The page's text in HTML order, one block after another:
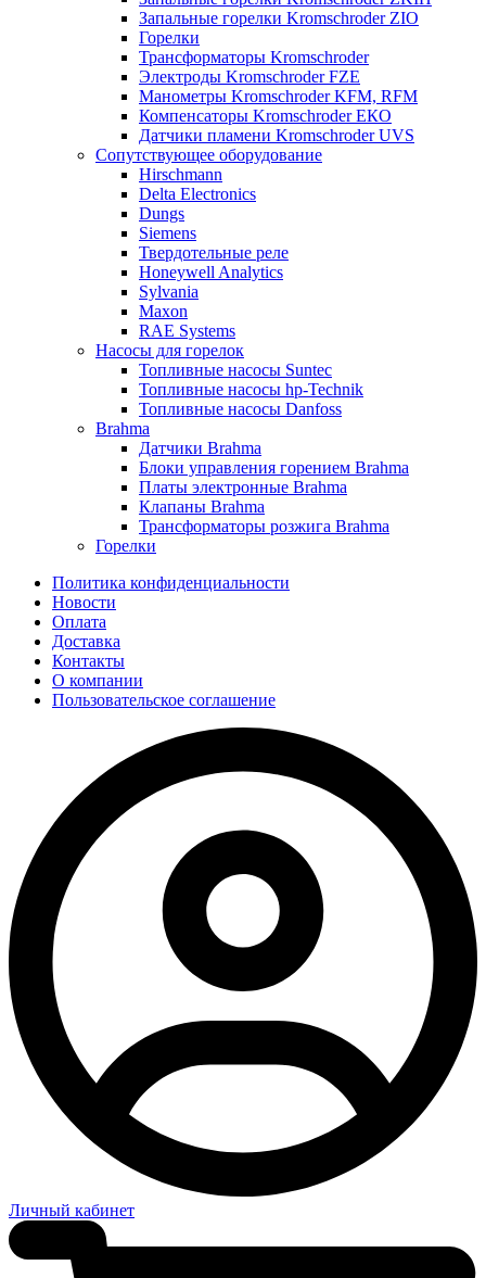
Запальные горелки Kromschroder ZIO
Горелки
Трансформаторы Kromschroder
Электроды Kromschroder FZE
Манометры Kromschroder KFM, RFM
Компенсаторы Kromschroder ЕКО
Датчики пламени Kromschroder UVS
Сопутствующее оборудование
Hirschmann
Delta Electronics
Dungs
Siemens
Твердотельные реле
Honeywell Analytics
Sylvania
Maxon
RAE Systems
Насосы для горелок
Топливные насосы Suntec
Топливные насосы hp-Technik
Топливные насосы Danfoss
Brahma
Датчики Brahma
Блоки управления горением Brahma
Платы электронные Brahma
Клапаны Brahma
Трансформаторы розжига Brahma
Горелки
Политика конфиденциальности
Новости
Оплата
Доставка
Контакты
О компании
Пользовательское соглашение
Личный кабинет